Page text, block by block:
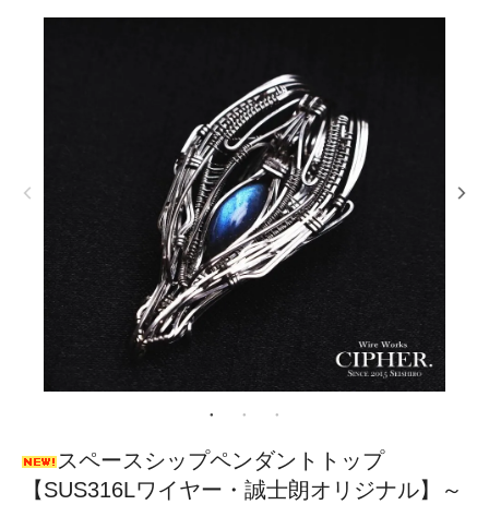
スペースシップペンダントトップ
【SUS316Lワイヤー・誠士朗オリジナル】～